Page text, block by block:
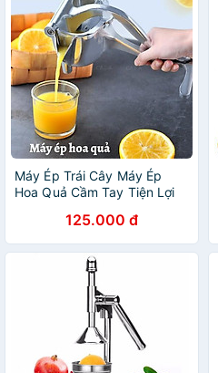
Máy Ép Trái Cây Máy Ép
Hoa Quả Cầm Tay Tiện Lợi
125.000 đ